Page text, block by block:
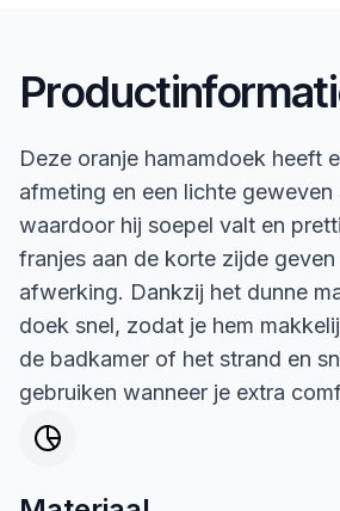
Deze oranje hamamdoek heeft
afmeting en een lichte geweven
waardoor hij soepel valt en
franjes aan de korte zijde geven
afwerking. Dankzij het dunne
doek snel, zodat je hem
de badkamer of het strand en
gebruiken wanneer je extra